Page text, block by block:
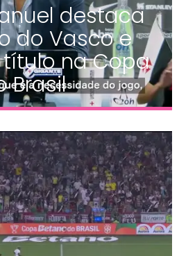
destaca
do Vasco e
na Copa
Brasil